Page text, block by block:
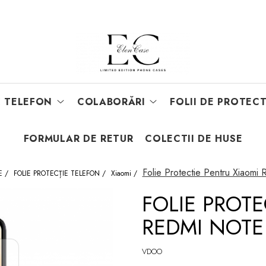
TELEFON COLABORĂRI FOLII DE
FORMULAR DE RETUR COLECTII DE HUSE
/ FOLIE PROTECȚIE TELEFON / Xiaomi / Folie Protectie Pentru
FOLIE
REDMI
VDOO